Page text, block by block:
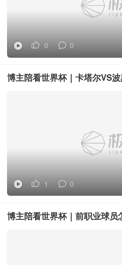
0 0
博主陪看世界杯｜卡塔尔VS
1 0
博主陪看世界杯｜前职业球